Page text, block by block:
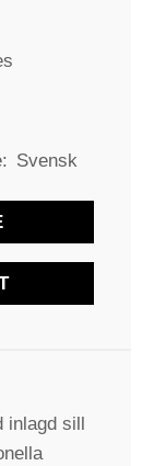
Svensk
inlagd sill